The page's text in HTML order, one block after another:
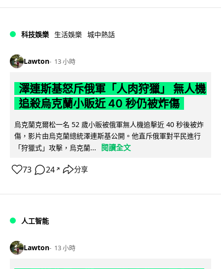
科技娛樂 生活娛樂 城中熱話
Lawton 13 小時
澤連斯基怒斥俄軍「人肉狩獵」 無人機
追殺烏克蘭小販近 40 秒仍被炸傷
烏克蘭克爾松一名 52 歲小販被俄軍無人機追擊近 40 秒後被炸
傷，影片由烏克蘭總統澤連斯基公開。他直斥俄軍對平民進行
「狩獵式」攻擊，烏克蘭...
閱讀全文
73 24 ↗ 分享
人工智能
Lawton 13 小時